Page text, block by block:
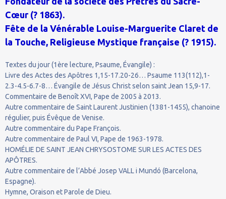
Cœur (? 1863).
Fête de la Vénérable Louise-Marguerite Claret de
la Touche, Religieuse Mystique française (? 1915).
Textes du jour (1ère lecture, Psaume, Évangile) :
Livre des Actes des Apôtres 1,15-17.20-26… Psaume 113(112),1-
2.3-4.5-6.7-8… Évangile de Jésus Christ selon saint Jean 15,9-17.
Commentaire de Benoît XVI, Pape de 2005 à 2013.
Autre commentaire de Saint Laurent Justinien (1381-1455), chanoine
régulier, puis Évêque de Venise.
Autre commentaire du Pape François.
Autre commentaire de Paul VI, Pape de 1963-1978.
HOMÉLIE DE SAINT JEAN CHRYSOSTOME SUR LES ACTES DES
APÔTRES.
Autre commentaire de l’Abbé Josep VALL i Mundó (Barcelona,
Espagne).
Hymne, Oraison et Parole de Dieu.